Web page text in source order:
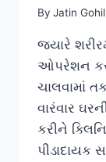
By Jatin Gohil
જ્યારે
ઓપરેશન
ચાલવામાં
વારંવાર
કરીને
પીડાદાયક